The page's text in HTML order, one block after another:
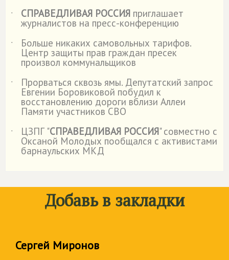
˙
СПРАВЕДЛИВАЯ РОССИЯ приглашает
журналистов на пресс-конференцию
˙
Больше никаких самовольных тарифов.
Центр защиты прав граждан пресек
произвол коммунальщиков
˙
Прорваться сквозь ямы. Депутатский запрос
Евгении Боровиковой побудил к
восстановлению дороги вблизи Аллеи
Памяти участников СВО
˙
ЦЗПГ "СПРАВЕДЛИВАЯ РОССИЯ" совместно с
Оксаной Молодых пообщался с активистами
барнаульских МКД
Добавь в закладки
Сергей Миронов